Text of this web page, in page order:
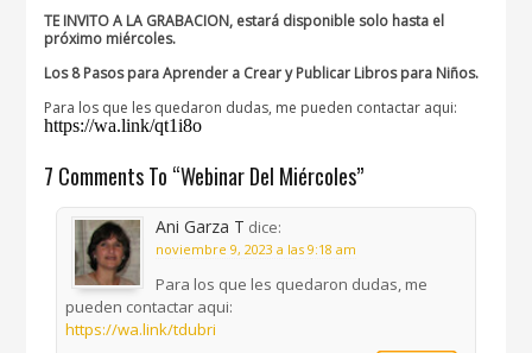
TE INVITO A LA GRABACION, estará disponible solo hasta el
próximo miércoles.
Los 8 Pasos para Aprender a Crear y Publicar Libros para Niños.
Para los que les quedaron dudas, me pueden contactar aqui:
https://wa.link/qt1i8o
7 Comments To “Webinar Del Miércoles”
Ani Garza T dice:
noviembre 9, 2023 a las 9:18 am
Para los que les quedaron dudas, me
pueden contactar aqui:
https://wa.link/tdubri